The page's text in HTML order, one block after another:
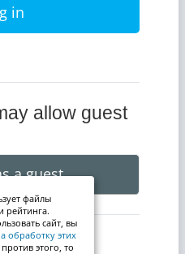
in
allow guest
a guest
notice
файлы
рейтинга.
сайт, вы
обработку этих
этого, то